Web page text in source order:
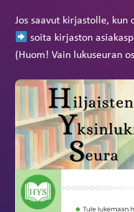
Jos saavut kirjastolle, kun
soita kirjaston
(Huom! Vain lukuseuran